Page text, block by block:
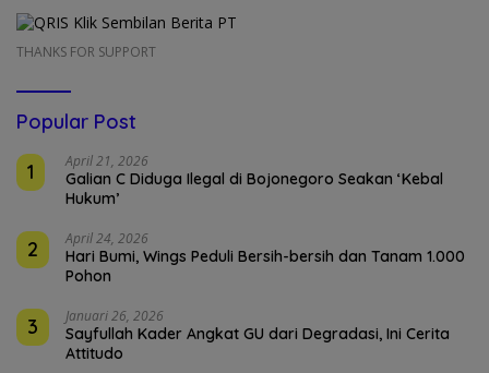
THANKS FOR SUPPORT
Popular Post
1
April 21, 2026
Galian C Diduga Ilegal di Bojonegoro Seakan ‘Kebal
Hukum’
2 April 24, 2026
Hari Bumi, Wings Peduli Bersih-bersih dan Tanam 1.000
Pohon
3 Januari 26, 2026
Sayfullah Kader Angkat GU dari Degradasi, Ini Cerita
Attitudo